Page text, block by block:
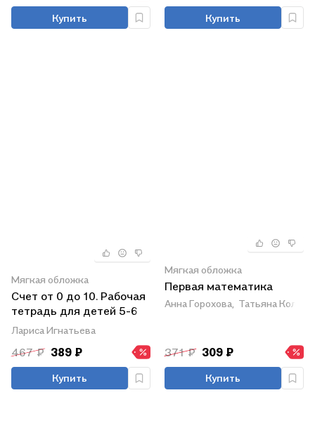
Купить Купить
Мягкая обложка
Счет от 0 до 10. Рабочая
тетрадь для детей 5-6
лет
Лариса Игнатьева
467 ₽ 389 ₽
Купить
Мягкая обложка
Первая математика
Анна Горохова, Татьяна
371 ₽ 309 ₽
Купить